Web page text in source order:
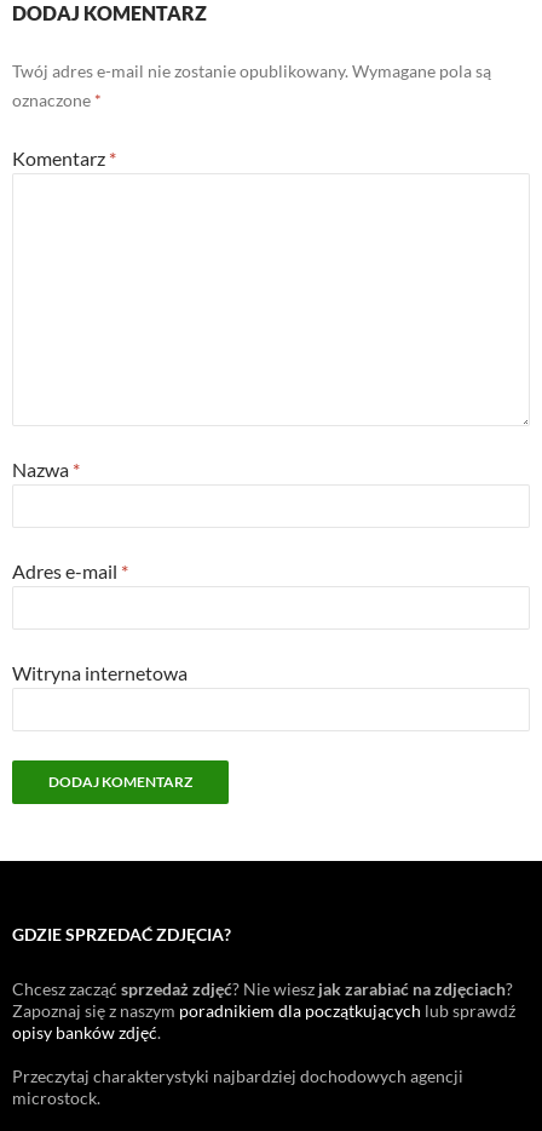
DODAJ KOMENTARZ
Twój adres e-mail nie zostanie opublikowany. Wymagane pola są
oznaczone *
Komentarz *
Nazwa *
Adres e-mail *
Witryna internetowa
GDZIE SPRZEDAĆ ZDJĘCIA?
Chcesz zacząć sprzedaż zdjęć? Nie wiesz jak zarabiać na zdjęciach?
Zapoznaj się z naszym poradnikiem dla początkujących lub sprawdź
opisy banków zdjęć.
Przeczytaj charakterystyki najbardziej dochodowych agencji
microstock.